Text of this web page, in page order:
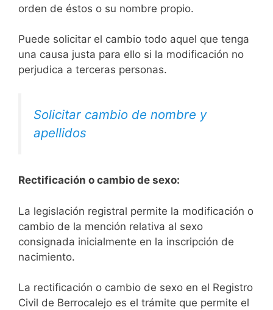
orden de éstos o su nombre propio.
Puede solicitar el cambio todo aquel que tenga
una causa justa para ello si la modificación no
perjudica a terceras personas.
Solicitar cambio de nombre y
apellidos
Rectificación o cambio de sexo:
La legislación registral permite la modificación o
cambio de la mención relativa al sexo
consignada inicialmente en la inscripción de
nacimiento.
La rectificación o cambio de sexo en el Registro
Civil de Berrocalejo es el trámite que permite el